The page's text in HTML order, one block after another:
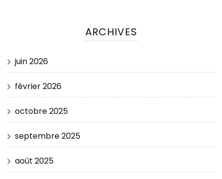
ARCHIVES
juin 2026
février 2026
octobre 2025
septembre 2025
août 2025